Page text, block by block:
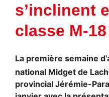
s’inclinent
classe M-
La première semaine
national Midget de
provincial Jérémie-